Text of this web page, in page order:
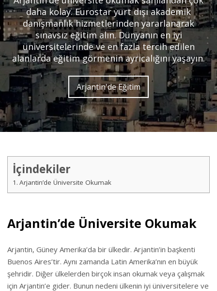
daha kolay. Eurostar yurt dışı akademik
danışmanlık hizmetlerinden yararlanarak
sınavsız eğitim alın. Dünyanın en iyi
üniversitelerinde ve en fazla tercih edilen
alanlarda eğitim görmenin ayrıcalığını yaşayın.
Arjantin'de Eğitim
İçindekiler
Arjantin’de Üniversite Okumak
Arjantin’de Üniversite Okumak
Arjantin, Güney Amerika’da bir ülkedir. Arjantin’in başkenti
Buenos Aires’tir. Aynı zamanda Latin Amerika’nın en büyük
şehridir. Diğer ülkelerden birçok insan okumak veya çalışmak
için Arjantin’e gider. Bunun nedeni ülkenin iyi üniversitelere ve